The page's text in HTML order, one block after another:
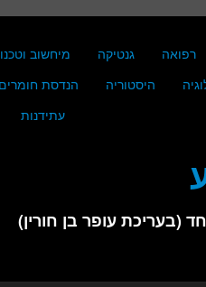
רפואה גנטיקה מיחשוב
היסטוריה הנדסת חומרים
עתידנות
עופר בן חורין)